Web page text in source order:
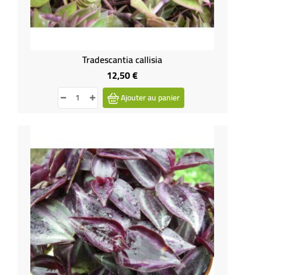
Tradescantia callisia
12,50 €Prix
Ajouter au panier